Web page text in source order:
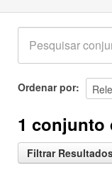
Ordenar por
1 conjunto
Filtrar